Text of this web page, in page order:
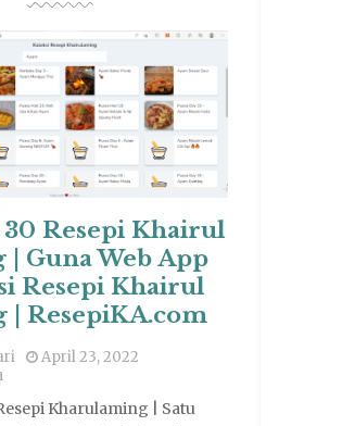
Resepi Khairul
| Guna Web App
Resepi Khairul
| ResepiKA.com
April 23, 2022
Kharulaming | Satu